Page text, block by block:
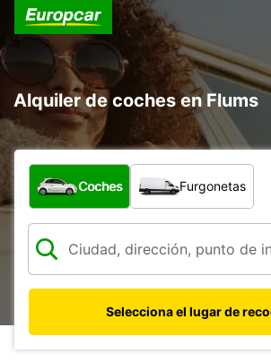
Alquiler de coches en Flums
¿Qué tipo de vehículo?
Coches Furgonetas
Selecciona el lugar de